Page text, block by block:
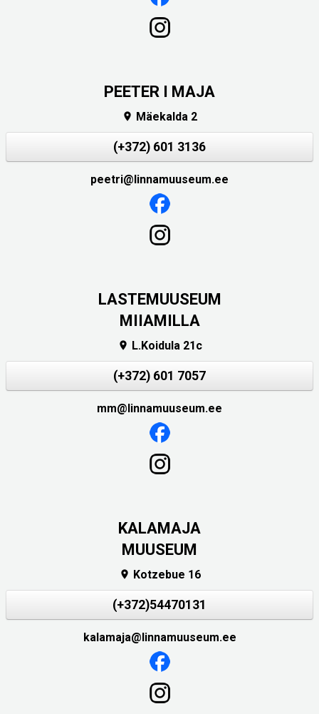
PEETER I MAJA
 Mäekalda 2
(+372) 601 3136
peetri@linnamuuseum.ee
LASTEMUUSEUM
MIIAMILLA
 L.Koidula 21c
(+372) 601 7057
mm@linnamuuseum.ee
KALAMAJA
MUUSEUM
 Kotzebue 16
(+372)54470131
kalamaja@linnamuuseum.ee